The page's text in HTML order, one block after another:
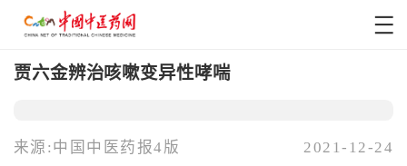
贾六金辨治咳嗽变异性哮喘
来源:中国中医药报4版 2021-12-24